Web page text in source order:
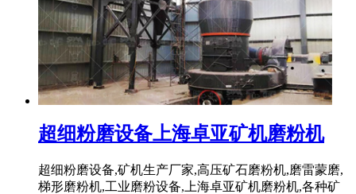
超细粉磨设备上海卓亚矿机磨粉机
超细粉磨设备,矿机生产厂家,高压矿石磨粉机,磨雷蒙磨,
梯形磨粉机,工业磨粉设备,上海卓亚矿机磨粉机,各种矿